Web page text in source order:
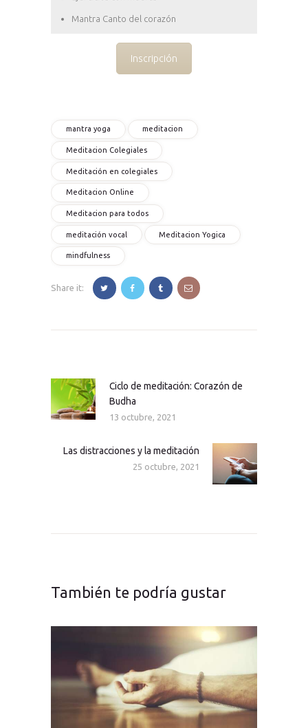
Mantra Canto del corazón
Inscripción
mantra yoga meditacion
Meditacion Colegiales
Meditación en colegiales
Meditacion Online
Meditacion para todos
meditación vocal Meditacion Yogica
mindfulness
Share it:
entradasNota
anterior
Ciclo de meditación: Corazón de
Budha
13 octubre, 2021
Las distracciones y la meditación
25 octubre, 2021
También te podría gustar